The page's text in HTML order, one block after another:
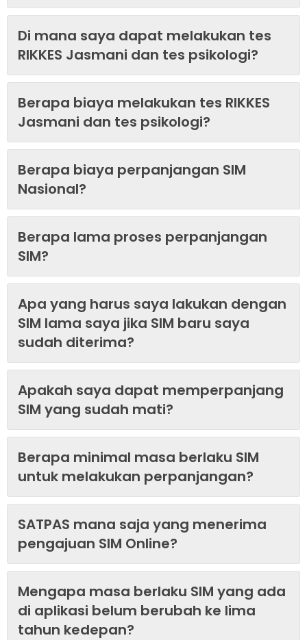
Di mana saya dapat melakukan tes
RIKKES Jasmani dan tes psikologi?
Berapa biaya melakukan tes RIKKES
Jasmani dan tes psikologi?
Berapa biaya perpanjangan SIM
Nasional?
Berapa lama proses perpanjangan
SIM?
Apa yang harus saya lakukan dengan
SIM lama saya jika SIM baru saya
sudah diterima?
Apakah saya dapat memperpanjang
SIM yang sudah mati?
Berapa minimal masa berlaku SIM
untuk melakukan perpanjangan?
SATPAS mana saja yang menerima
pengajuan SIM Online?
Mengapa masa berlaku SIM yang ada
di aplikasi belum berubah ke lima
tahun kedepan?